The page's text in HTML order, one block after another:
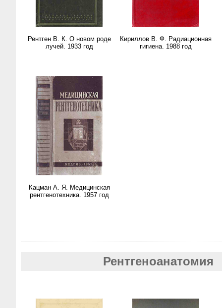
Рентген В. К. О новом роде
лучей. 1933 год
Кириллов В. Ф. Радиационная
гигиена. 1988 год
Кацман А. Я. Медицинская
рентгенотехника. 1957 год
Рентгеноанатомия